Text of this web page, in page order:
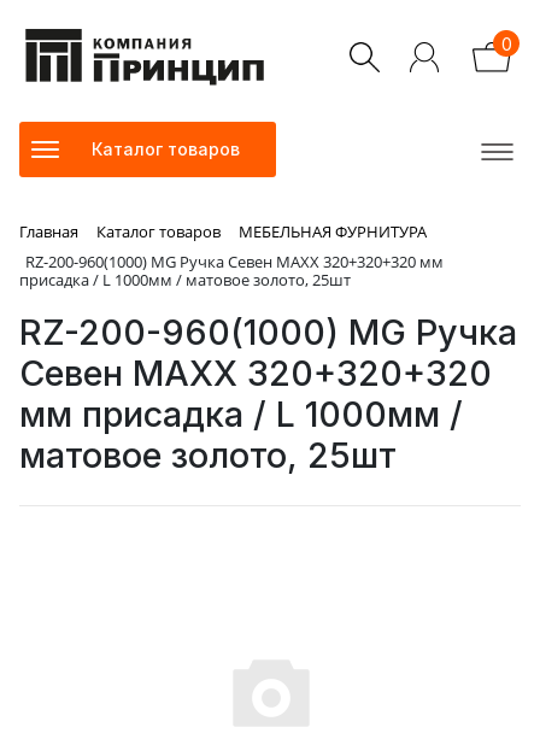
0
Каталог товаров
Главная Каталог товаров
МЕБЕЛЬНАЯ ФУРНИТУРА
RZ-200-960(1000) MG Ручка Севен MAXX 320+320+320 мм
присадка / L 1000мм / матовое золото, 25шт
RZ-200-960(1000) MG Ручка
Севен MAXX 320+320+320
мм присадка / L 1000мм /
матовое золото, 25шт